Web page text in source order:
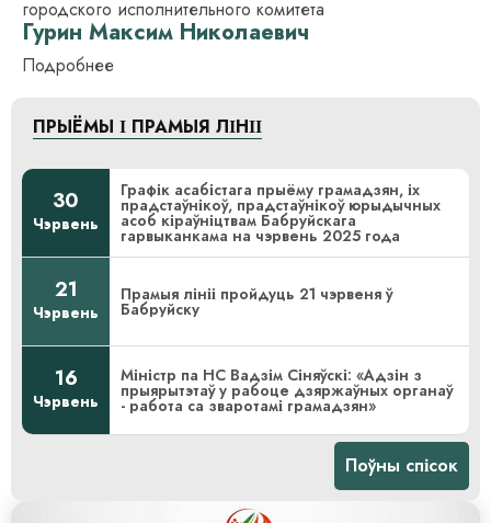
городского исполнительного комитета
Гурин Максим Николаевич
Подробнее
ПРЫЁМЫ І ПРАМЫЯ ЛІНІІ
Поўны спісок
30
Чэрвень
Графік асабістага прыёму грамадзян, іх
прадстаўнікоў, прадстаўнікоў юрыдычных
асоб кіраўніцтвам Бабруйскага
гарвыканкама на чэрвень 2025 года
21
Чэрвень
Прамыя лініі пройдуць 21 чэрвеня ў
Бабруйску
16
Чэрвень
Міністр па НС Вадзім Сіняўскі: «Адзін з
прыярытэтаў у рабоце дзяржаўных органаў
- работа са зваротамі грамадзян»